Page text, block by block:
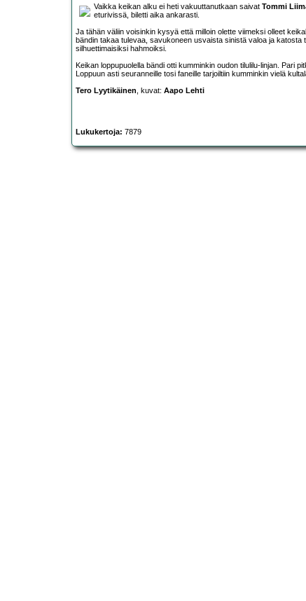
Vaikka keikan alku ei heti vakuuttanutkaan saivat Tommi
eturivissä, biletti aika ankarasti.
Ja tähän väliin voisinkin kysyä että milloin olette viimeksi olleet
bändin takaa tulevaa, savukoneen usvaista sinistä valoa ja
silhuettimaisiksi hahmoiksi.
Keikan loppupuolella bändi otti kumminkin oudon tilulilu-linjan. Pari
Loppuun asti seuranneille tosi faneille tarjoiltiin kumminkin vielä
Tero Lyytikäinen, kuvat: Aapo Lehti
Lukukertoja: 7879